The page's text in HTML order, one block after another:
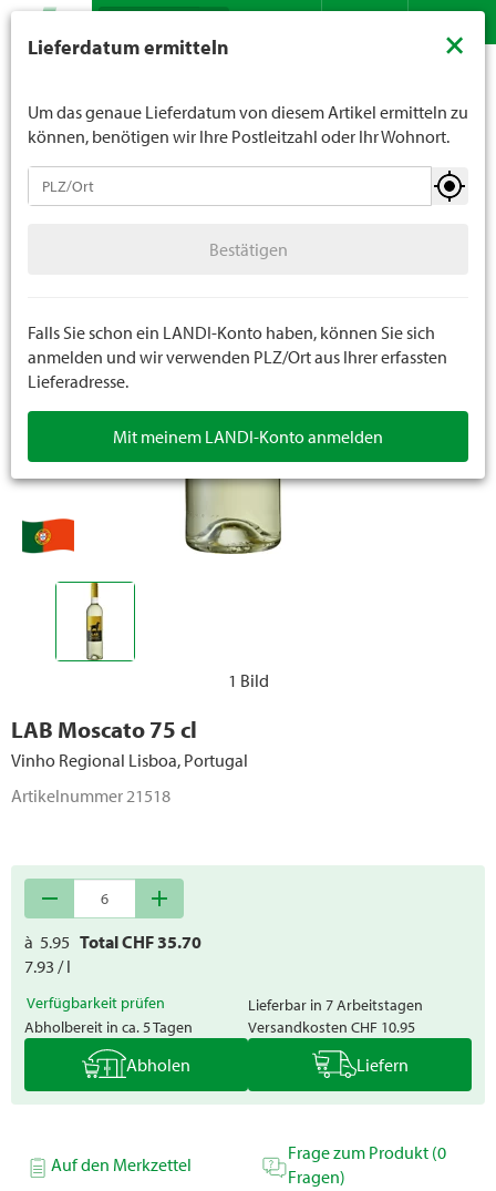
Suche
1 Bild
LAB Moscato 75 cl
Vinho Regional Lisboa, Portugal
Artikelnummer21518
remove add
à 5.95 Total CHF35.70
7.93 / l
Verfügbarkeit prüfen
Abholbereit in ca. 5 Tagen
Lieferbar in 7 Arbeitstagen
Versandkosten CHF 10.95
Abholen Liefern
Auf den Merkzettel
Frage zum Produkt (0
Fragen)
Getränke
Weine
Spirituosen
Lieferdatum ermitteln ×
Um das genaue Lieferdatum von diesem Artikel ermitteln zu
können, benötigen wir Ihre Postleitzahl oder Ihr Wohnort.
Bestätigen
Falls Sie schon ein LANDI-Konto haben, können Sie sich
anmelden und wir verwenden PLZ/Ort aus Ihrer erfassten
Lieferadresse.
Mit meinem LANDI-Konto anmelden
unter 16 Jahren. Für Spirituosen gilt die Altersgrenze von
Sie uns verbindlich Ihr Alter an.